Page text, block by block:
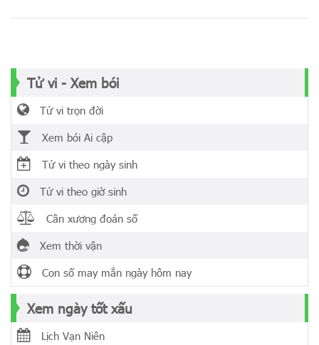
Tử vi - Xem bói
Tử vi trọn đời
Xem bói Ai cập
Tử vi theo ngày sinh
Tử vi theo giờ sinh
Cân xương đoán số
Xem thời vận
Con số may mắn ngày hôm nay
Xem ngày tốt xấu
Lịch Vạn Niên